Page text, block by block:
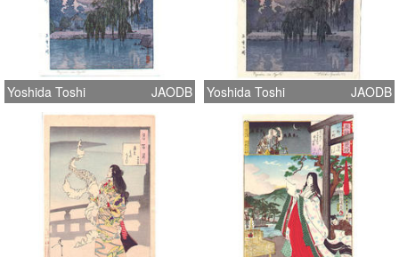
Yoshida Toshi JAODB Yoshida Toshi JAODB